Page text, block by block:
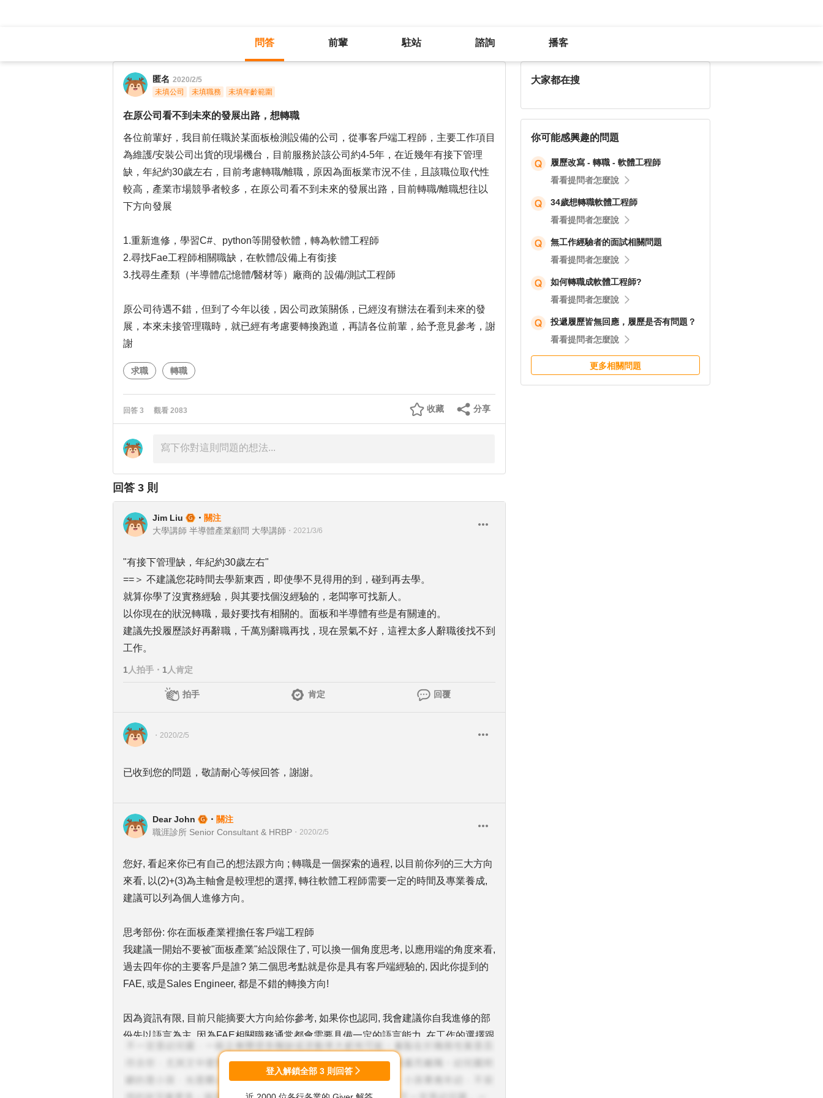
問答 前輩 駐站 諮詢 播客
匿名 2020/2/5
未填公司
未填職務 未填年齡範圍
在原公司看不到未來的發展出路，想轉職
各位前輩好，我目前任職於某面板檢測設備的公司，從事客戶端工程師，主要工作項目
為維護/安裝公司出貨的現場機台，目前服務於該公司約4-5年，在近幾年有接下管理
缺，年紀約30歲左右，目前考慮轉職/離職，原因為面板業市況不佳，且該職位取代性
較高，產業市場競爭者較多，在原公司看不到未來的發展出路，目前轉職/離職想往以
下方向發展
1.重新進修，學習C#、python等開發軟體，轉為軟體工程師
2.尋找Fae工程師相關職缺，在軟體/設備上有銜接
3.找尋生產類（半導體/記憶體/醫材等）廠商的 設備/測試工程師
原公司待遇不錯，但到了今年以後，因公司政策關係，已經沒有辦法在看到未來的發
展，本來未接管理職時，就已經有考慮要轉換跑道，再請各位前輩，給予意見參考，謝
謝
求職 轉職
回答 3 觀看 2083 分享
收藏
回答 3 則
Jim Liu ・ 關注
大學講師 半導體產業顧問 大學講師 ・ 2021/3/6
"有接下管理缺，年紀約30歲左右"
==＞ 不建議您花時間去學新東西，即使學不見得用的到，碰到再去學。
就算你學了沒實務經驗，與其要找個沒經驗的，老闆寧可找新人。
以你現在的狀況轉職，最好要找有相關的。面板和半導體有些是有關連的。
建議先投履歷談好再辭職，千萬別辭職再找，現在景氣不好，這裡太多人辭職後找不到
工作。
1 人拍手 ・ 1 人肯定
拍手 肯定 回覆
・ 2020/2/5
已收到您的問題，敬請耐心等候回答，謝謝。
Dear John ・ 關注
職涯診所 Senior Consultant & HRBP ・ 2020/2/5
您好, 看起來你已有自己的想法跟方向 ; 轉職是一個探索的過程, 以目前你列的三大方向
來看, 以(2)+(3)為主軸會是較理想的選擇, 轉往軟體工程師需要一定的時間及專業養成,
建議可以列為個人進修方向。
思考部份: 你在面板產業裡擔任客戶端工程師
我建議一開始不要被"面板產業"給設限住了, 可以換一個角度思考, 以應用端的角度來看,
過去四年你的主要客戶是誰? 第二個思考點就是你是具有客戶端經驗的, 因此你提到的
FAE, 或是Sales Engineer, 都是不錯的轉換方向!
因為資訊有限, 目前只能摘要大方向給你參考, 如果你也認同, 我會建議你自我進修的部
份先以語言為主, 因為FAE相關職務通常都會需要具備一定的語言能力, 在工作的選擇跟
發展上, 路才會寬廣!
登入解鎖全部 3 則回答
大家都在搜
你可能感興趣的問題
履歷改寫 - 轉職 - 軟體工程師
看看提問者怎麼說
34歲想轉職軟體工程師
看看提問者怎麼說
無工作經驗者的面試相關問題
看看提問者怎麼說
如何轉職成軟體工程師?
看看提問者怎麼說
投遞履歷皆無回應，履歷是否有問題？
看看提問者怎麼說
更多相關問題